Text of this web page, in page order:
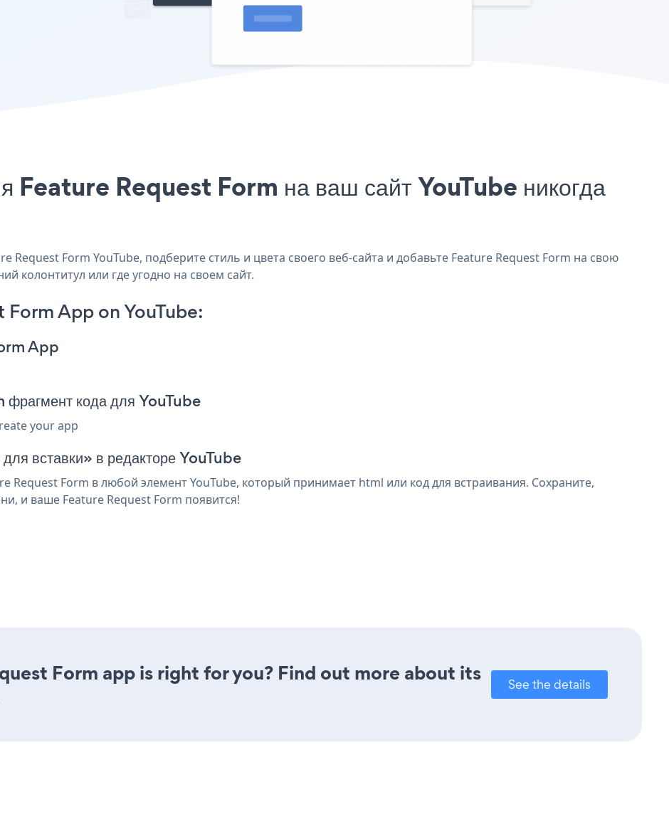
Feature Request Form на ваш сайт YouTube никогда
Request Form YouTube, подберите стиль и цвета своего веб-сайта и добавьте Feature Request Form на свою
колонтитул или где угодно на своем сайт.
App on YouTube:
App
кода для YouTube
your app
вставки» в редакторе YouTube
Request Form в любой элемент YouTube, который принимает html или код для встраивания. Сохраните,
и ваше Feature Request Form появится!
Form app is right for you? Find out more about its
See the details